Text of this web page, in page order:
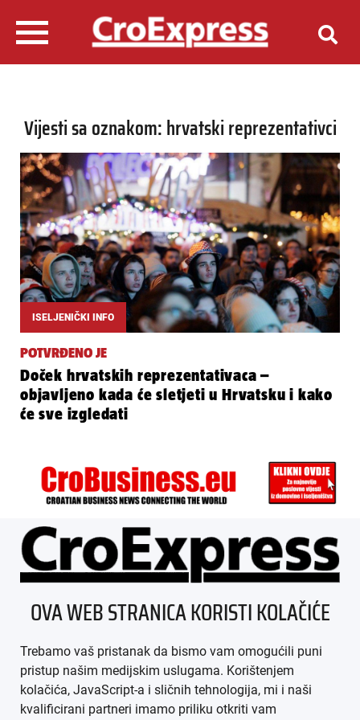
Vijesti sa oznakom: hrvatski reprezentativci
ISELJENIČKI INFO
POTVRĐENO JE
Doček hrvatskih reprezentativaca –
objavljeno kada će sletjeti u Hrvatsku i kako
će sve izgledati
ÜBER UNS
IMPRESSUM
AGB
DATENSCHUTZ
OVA WEB STRANICA KORISTI KOLAČIĆE
Trebamo vaš pristanak da bismo vam omogućili puni
pristup našim medijskim uslugama. Korištenjem
kolačića, JavaScript-a i sličnih tehnologija, mi i naši
kvalificirani partneri imamo priliku otkriti vam